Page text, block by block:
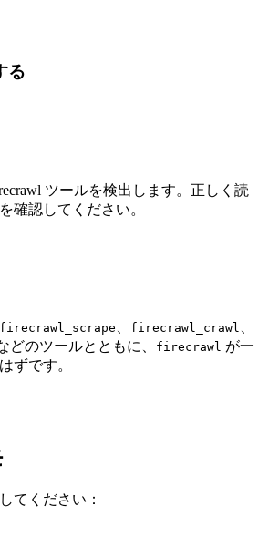
る
ツールを検出します。正しく読
確認してください。
firecrawl_scrape firecrawl_crawl
どのツールとともに、 firecrawl が一
ずです。
てください：